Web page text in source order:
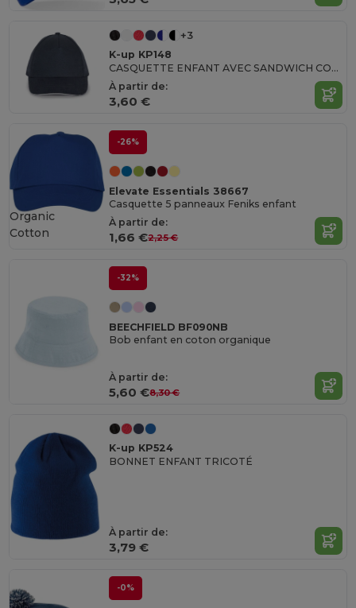
+3
K-up KP148
CASQUETTE ENFANT AVEC SANDWICH CONTRASTÉ - 5 PANNEAUX
À partir de:
3,60 €
-26%
Elevate Essentials 38667
Casquette 5 panneaux Feniks enfant
À partir de:
1,66 €2,25 €
Organic
Cotton
-32%
BEECHFIELD BF090NB
Bob enfant en coton organique
À partir de:
5,60 €8,30 €
K-up KP524
BONNET ENFANT TRICOTÉ
À partir de:
3,79 €
-0%